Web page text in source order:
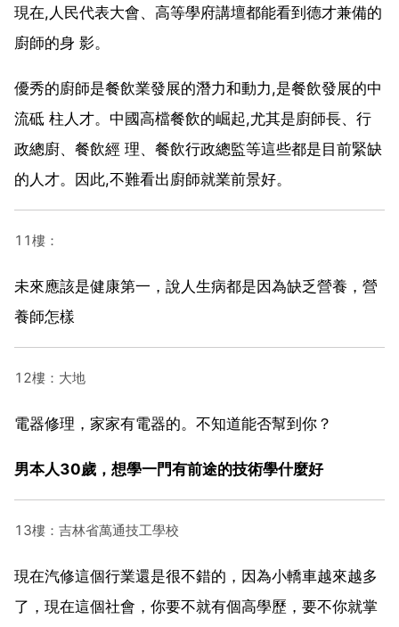
現在,人民代表大會、高等學府講壇都能看到德才兼備的
廚師的身 影。
優秀的廚師是餐飲業發展的潛力和動力,是餐飲發展的中
流砥 柱人才。中國高檔餐飲的崛起,尤其是廚師長、行
政總廚、餐飲經 理、餐飲行政總監等這些都是目前緊缺
的人才。因此,不難看出廚師就業前景好。
11樓：
未來應該是健康第一，說人生病都是因為缺乏營養，營
養師怎樣
12樓：大地
電器修理，家家有電器的。不知道能否幫到你？
男本人30歲，想學一門有前途的技術學什麼好
13樓：吉林省萬通技工學校
現在汽修這個行業還是很不錯的，因為小轎車越來越多
了，現在這個社會，你要不就有個高學歷，要不你就掌